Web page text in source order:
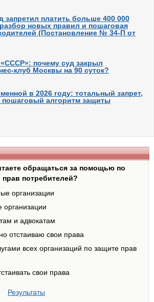
платить больше 400 000
новых правил и пошаговая
(Постановление № 34-П от
почему суд закрыл
клуб Москвы на 90 суток?
в 2026 году: тотальный запрет,
алгоритм защиты
обращаться за помощью по
потребителей?
организации
и адвокатам
отстаиваю свои права
всех организаций по защите прав
свои права
Результаты